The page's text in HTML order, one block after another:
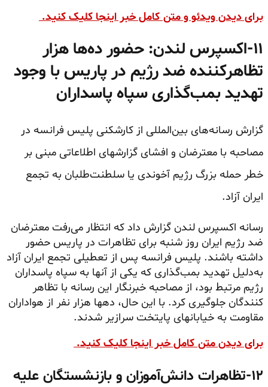
برای دیدن ویدئو و متن کامل خبر اینجا کلیک کنید.
۱۱- اکسپرس لندن: حضور ده‌ها هزار
تظاهرکننده ضد رژیم در پاریس با وجود
تهدید بمب‌گذاری سپاه پاسداران
گزارش رسانه‌های بین‌المللی از کارشکنی پلیس فرانسه در
مصاحبه با معترضان و افشای گزارشهای اطلاعاتی مبنی بر
خطر حمله بزرگ رژیم آخوندی یا سلطنت‌طلبان به تجمع
ایران آزاد.
رسانه اکسپرس لندن گزارش داد که انتظار می‌رفت معترضان
ضد رژیم ایران روز شنبه برای تظاهرات در پاریس حضور
داشته باشند. پلیس فرانسه پس از تعطیلی تجمع ایران آزاد
به‌دلیل تهدید بمب‌گذاری که یکی از آنها به سپاه پاسداران
رژیم مرتبط بود، از مصاحبه خبرنگار این رسانه با تظاهر
کنندگان جلوگیری کرد. با این حال، دهها هزار نفر از هواداران
مقاومت به خیابانهای پایتخت سرازیر شدند.
برای دیدن متن کامل خبر اینجا کلیک کنید.
۱۲-تظاهرات دانش‌آموزان و بازنشستگان علیه